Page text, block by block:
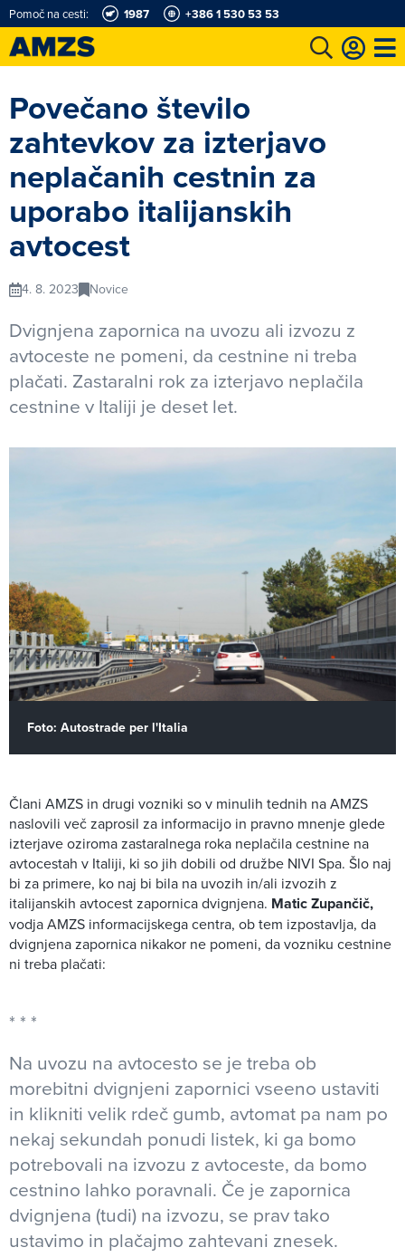
Pomoč na cesti: 1987 +386 1 530 53 53
Povečano število
zahtevkov za izterjavo
neplačanih cestnin za
uporabo italijanskih
avtocest
4. 8. 2023 Novice
Dvignjena zapornica na uvozu ali izvozu z
avtoceste ne pomeni, da cestnine ni treba
plačati. Zastaralni rok za izterjavo neplačila
cestnine v Italiji je deset let.
Foto: Autostrade per l'Italia
Člani AMZS in drugi vozniki so v minulih tednih na AMZS
naslovili več zaprosil za informacijo in pravno mnenje glede
izterjave oziroma zastaralnega roka neplačila cestnine na
avtocestah v Italiji, ki so jih dobili od družbe NIVI Spa. Šlo naj
bi za primere, ko naj bi bila na uvozih in/ali izvozih z
italijanskih avtocest zapornica dvignjena. Matic Zupančič,
vodja AMZS informacijskega centra, ob tem izpostavlja, da
dvignjena zapornica nikakor ne pomeni, da vozniku cestnine
ni treba plačati:
Na uvozu na avtocesto se je treba ob
morebitni dvignjeni zapornici vseeno ustaviti
in klikniti velik rdeč gumb, avtomat pa nam po
nekaj sekundah ponudi listek, ki ga bomo
potrebovali na izvozu z avtoceste, da bomo
cestnino lahko poravnali. Če je zapornica
dvignjena (tudi) na izvozu, se prav tako
ustavimo in plačajmo zahtevani znesek.